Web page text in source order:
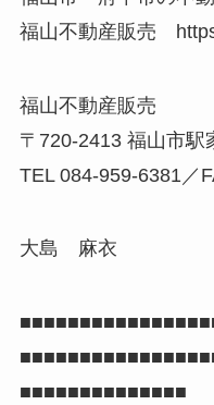
福山不動産販売
福山不動産販売
〒720-2413 福山市駅
TEL 084-959-6381／
大島 麻衣
■■■■■■■■■■■■■■